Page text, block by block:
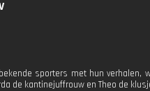
sporters met hun verhalen,
de kantinejuffrouw en Theo de